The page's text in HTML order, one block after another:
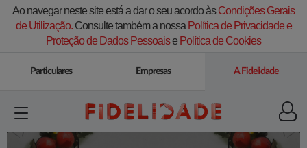
Ao navegar neste site está a dar o seu acordo àsCondições Gerais
de Utilização.Consulte também a nossa Política de Privacidade e
Proteção de Dados Pessoaise Política de Cookies
Particulares Empresas A Fidelidade